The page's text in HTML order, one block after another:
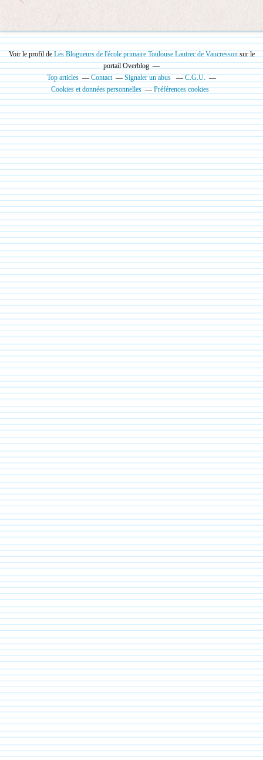
Voir le profil de Les Blogueurs de l'école primaire Toulouse Lautrec de Vaucressonsur le
portail Overblog
Top articles
Contact Signaler un abus
C.G.U.
Cookies et données personnelles
Préférences cookies